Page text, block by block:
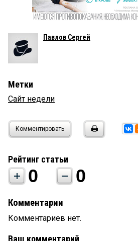
Павлов Сергей
Метки
Сайт недели
Комментировать
Рейтинг статьи
0 0
Комментарии
Комментариев нет.
Ваш комментарий